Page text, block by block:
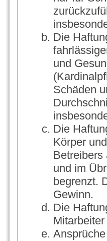
Die
und
Schäden
Die
Körper
Betreibers
und im
begrenzt.
Gewinn.
Die